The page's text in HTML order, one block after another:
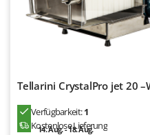
Tellarini CrystalPro jet 20
Verfügbarkeit:1
Kostenlose Lieferung
14. Aug. - 18. Aug.